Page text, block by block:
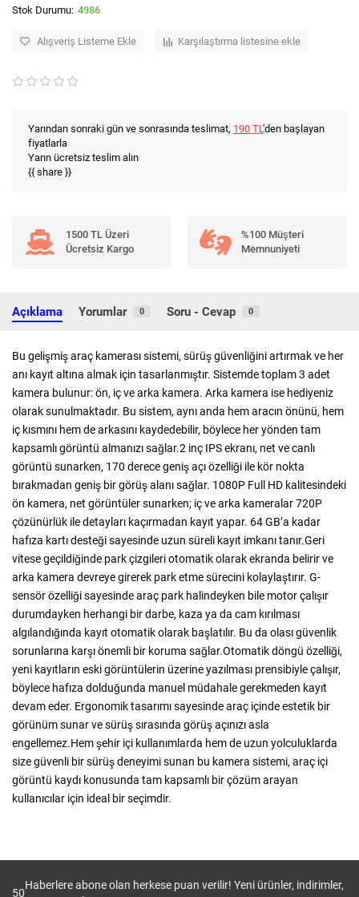
4986
Alışveriş Listeme Ekle Karşılaştırma listesine ekle
Yarından sonraki gün ve sonrasında teslimat, 190 TL'den başlayan
fiyatlarla
Yarın ücretsiz teslim alın
{{ share }}
1500 TL Üzeri
Ücretsiz Kargo
%100 Müşteri
Memnuniyeti
Açıklama Yorumlar 0 Soru - Cevap 0
Bu gelişmiş araç kamerası sistemi, sürüş güvenliğini artırmak ve her
anı kayıt altına almak için tasarlanmıştır. Sistemde toplam 3 adet
kamera bulunur: ön, iç ve arka kamera. Arka kamera ise hediyeniz
olarak sunulmaktadır. Bu sistem, aynı anda hem aracın önünü, hem
iç kısmını hem de arkasını kaydedebilir, böylece her yönden tam
kapsamlı görüntü almanızı sağlar.2 inç IPS ekranı, net ve canlı
görüntü sunarken, 170 derece geniş açı özelliği ile kör nokta
bırakmadan geniş bir görüş alanı sağlar. 1080P Full HD kalitesindeki
ön kamera, net görüntüler sunarken; iç ve arka kameralar 720P
çözünürlük ile detayları kaçırmadan kayıt yapar. 64 GB’a kadar
hafıza kartı desteği sayesinde uzun süreli kayıt imkanı tanır.Geri
vitese geçildiğinde park çizgileri otomatik olarak ekranda belirir ve
arka kamera devreye girerek park etme sürecini kolaylaştırır. G-
sensör özelliği sayesinde araç park halindeyken bile motor çalışır
durumdayken herhangi bir darbe, kaza ya da cam kırılması
algılandığında kayıt otomatik olarak başlatılır. Bu da olası güvenlik
sorunlarına karşı önemli bir koruma sağlar.Otomatik döngü özelliği,
yeni kayıtların eski görüntülerin üzerine yazılması prensibiyle çalışır,
böylece hafıza dolduğunda manuel müdahale gerekmeden kayıt
devam eder. Ergonomik tasarımı sayesinde araç içinde estetik bir
görünüm sunar ve sürüş sırasında görüş açınızı asla
engellemez.Hem şehir içi kullanımlarda hem de uzun yolculuklarda
size güvenli bir sürüş deneyimi sunan bu kamera sistemi, araç içi
görüntü kaydı konusunda tam kapsamlı bir çözüm arayan
kullanıcılar için ideal bir seçimdir.
50
Haberlere abone olan herkese puan verilir! Yeni ürünler, indirimler,